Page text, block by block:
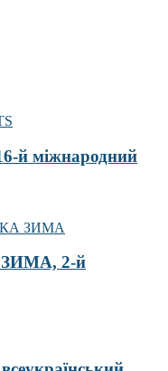
й міжнародний
2-й